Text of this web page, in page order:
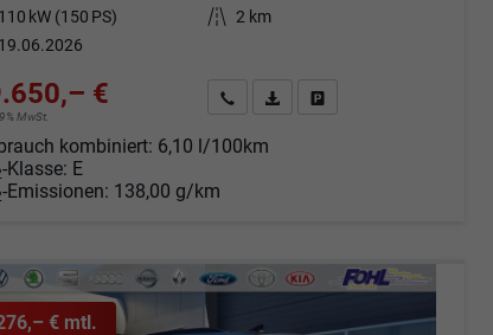
110 kW (150 PS) Kilometerstand 2 km
19.06.2026
€
MwSt.
Angebot anfordern
Fahrzeugexpose (PDF)
Fahrzeug parken
kombiniert: 6,10 l/100km
-Klasse: E
-Emissionen: 138,00 g/km
€ mtl.